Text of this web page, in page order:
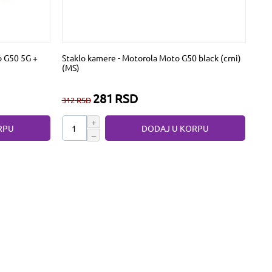
5G +
Staklo kamere - Motorola Moto G50 black (crni)
(MS)
312RSD 281 RSD
+
−
DODAJ U KORPU